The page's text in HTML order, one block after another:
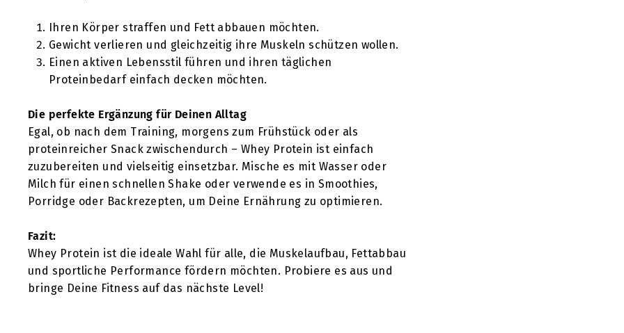
Ihren Körper straffen und Fett abbauen möchten.
Gewicht verlieren und gleichzeitig ihre Muskeln schützen wollen.
Einen aktiven Lebensstil führen und ihren täglichen
Proteinbedarf einfach decken möchten.
Die perfekte Ergänzung für Deinen Alltag
Egal, ob nach dem Training, morgens zum Frühstück oder als
proteinreicher Snack zwischendurch – Whey Protein ist einfach
zuzubereiten und vielseitig einsetzbar. Mische es mit Wasser oder
Milch für einen schnellen Shake oder verwende es in Smoothies,
Porridge oder Backrezepten, um Deine Ernährung zu optimieren.
Fazit:
Whey Protein ist die ideale Wahl für alle, die Muskelaufbau, Fettabbau
und sportliche Performance fördern möchten. Probiere es aus und
bringe Deine Fitness auf das nächste Level!